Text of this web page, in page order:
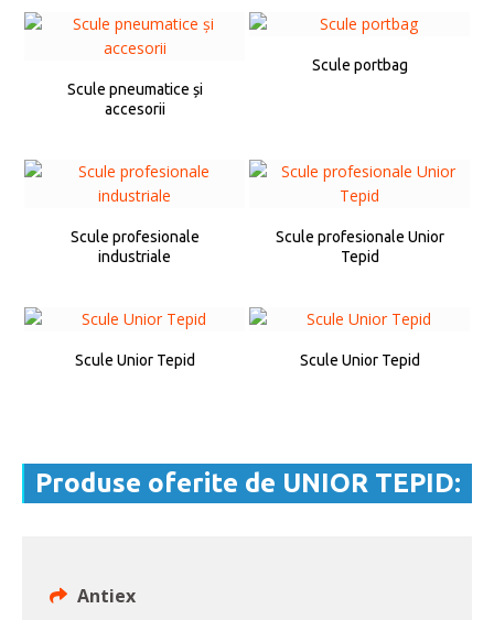
Scule pneumatice și
accesorii
Scule portbag
Scule profesionale
industriale
Scule profesionale Unior
Tepid
Scule Unior Tepid Scule Unior Tepid
Produse oferite de UNIOR TEPID:
Antiex